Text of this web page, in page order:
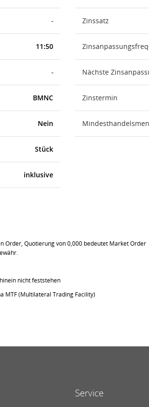
-
11:50
-
BMNC
Nein
Stück
inklusive
Zinssatz
Nächste
Zinstermin
Order, Quotierung von 0,000 bedeutet Market Order
nicht feststehen
MTF (Multilateral Trading Facility)
Service